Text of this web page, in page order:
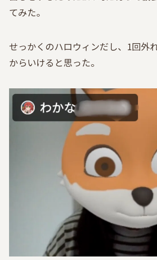
てみた。
せっかくのハロウィンだし、1回外
からいけると思った。